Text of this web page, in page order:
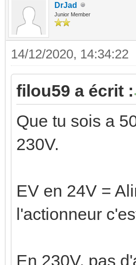
DrJad
Junior Member
14/12/2020, 14:34:22
filou59 a écrit :
Que tu sois a
230V.
EV en 24V =
l'actionneur
En 230V, pas